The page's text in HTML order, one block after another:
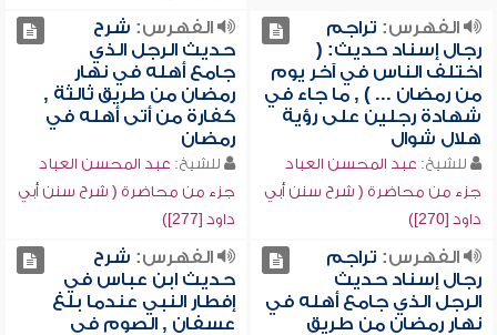
الفهرس: تراجم
رجال إسناد حديث: (
اختلف الناس في آخر يوم
من رمضان ... ) , ما جاء في
شهادة رجلين على رؤية
هلال شوال
للشيخ: عبد المحسن العباد
جزء من محاضرة ( شرح سنن أبي
داود [270])
الفهرس: شرح
حديث الرجل الذي
جامع أهله في نهار
رمضان من طريق ثالثة ,
كفارة من أتى أهله في
رمضان
للشيخ: عبد المحسن العباد
جزء من محاضرة ( شرح سنن أبي
داود [277])
الفهرس: تراجم
رجال إسناد حديث
الرجل الذي جامع أهله في
نهار رمضان من طريق
الفهرس: شرح
حديث ابن عباس في
إفطار النبي عندما بلغ
عسفان , الصوم في